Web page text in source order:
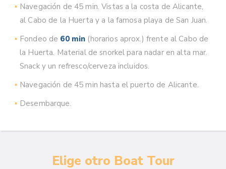
Navegación de 45 min. Vistas a la costa de Alicante,
al Cabo de la Huerta y a la famosa playa de San Juan.
Fondeo de 60 min (horarios aprox.) frente al Cabo de
la Huerta. Material de snorkel para nadar en alta mar.
Snack y un refresco/cerveza incluidos.
Navegación de 45 min hasta el puerto de Alicante.
Desembarque.
Elige otro Boat Tour